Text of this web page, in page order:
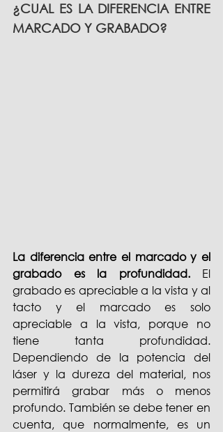
¿CUAL ES LA DIFERENCIA ENTRE
MARCADO Y GRABADO?
La diferencia entre el marcado y el
grabado es la profundidad. El
grabado es apreciable a la vista y al
tacto y el marcado es solo
apreciable a la vista, porque no
tiene tanta profundidad.
Dependiendo de la potencia del
láser y la dureza del material, nos
permitirá grabar más o menos
profundo. También se debe tener en
cuenta, que normalmente, es un